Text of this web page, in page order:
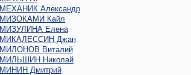
МЕХАНИК Александр
МИЗОКАМИ Кайл
МИЗУЛИНА Елена
МИКАЛЕССИН Джан
МИЛОНОВ Виталий
МИЛЬШИН Николай
МИНИН Дмитрий